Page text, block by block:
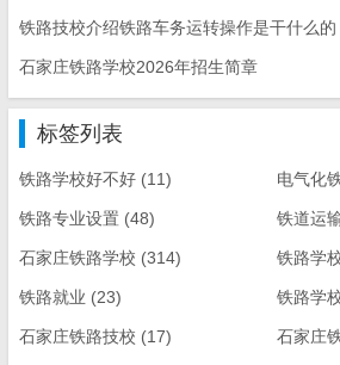
铁路技校介绍铁路车务运转操作是干什么的
石家庄铁路学校2026年招生简章
标签列表
铁路学校好不好 (11) 电气化
铁路专业设置 (48) 铁道运
石家庄铁路学校 (314) 铁路学
铁路就业 (23) 铁路学
石家庄铁路技校 (17) 石家庄